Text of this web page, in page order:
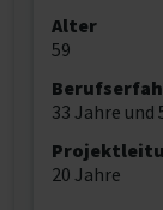
Alter
59
33 Jahre und
20 Jahre